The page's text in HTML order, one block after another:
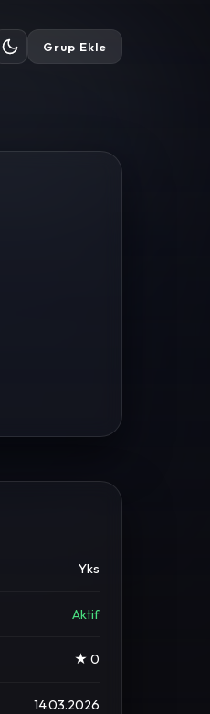
Grup Ekle
Yks
Aktif
★ 0
14.03.2026